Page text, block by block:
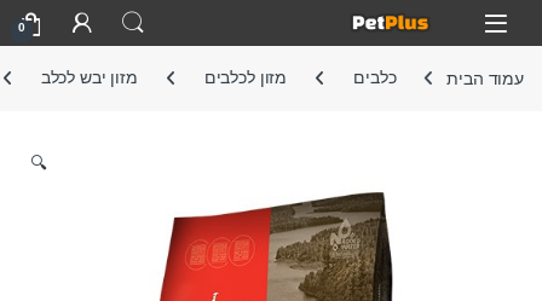
Skip to navigation
Skip to content
Open
0
עמוד הבית כלבים מזון לכלבים מזון יבש לכלב
🔍